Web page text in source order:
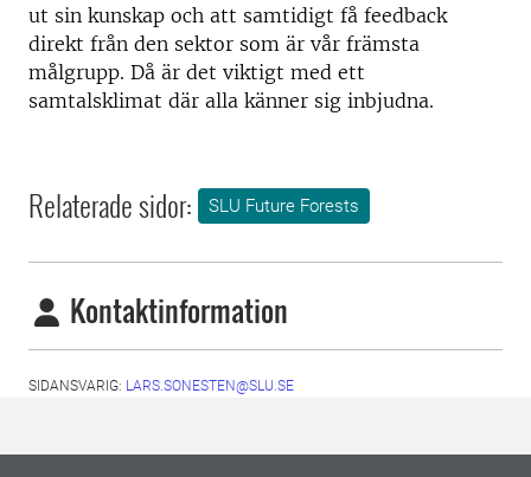
ut sin kunskap och att samtidigt få feedback
direkt från den sektor som är vår främsta
målgrupp. Då är det viktigt med ett
samtalsklimat där alla känner sig inbjudna.
Relaterade sidor: SLU Future Forests
Kontaktinformation
SIDANSVARIG: LARS.SONESTEN@SLU.SE